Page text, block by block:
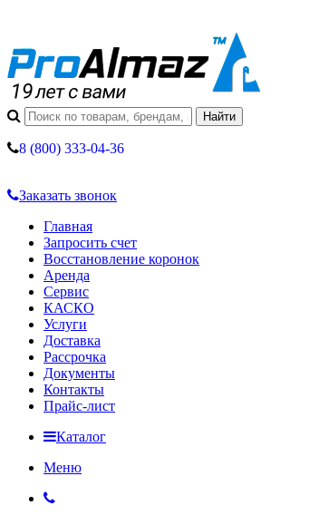
8 (800) 333-04-36
Заказать звонок
Главная
Запросить счет
Восстановление коронок
Аренда
Сервис
КАСКО
Услуги
Доставка
Рассрочка
Документы
Контакты
Прайс-лист
Каталог
Меню